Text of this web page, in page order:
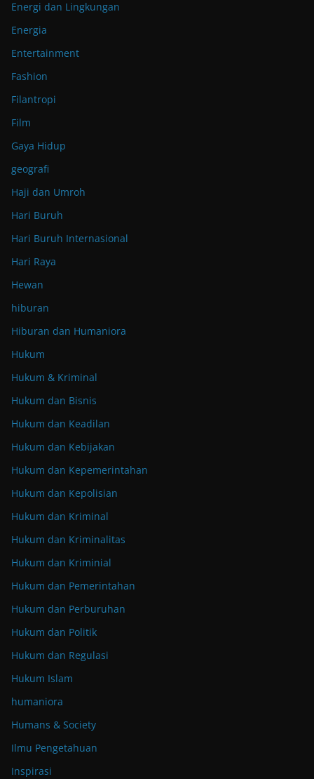
Energi dan Lingkungan
Energia
Entertainment
Fashion
Filantropi
Film
Gaya Hidup
geografi
Haji dan Umroh
Hari Buruh
Hari Buruh Internasional
Hari Raya
Hewan
hiburan
Hiburan dan Humaniora
Hukum
Hukum & Kriminal
Hukum dan Bisnis
Hukum dan Keadilan
Hukum dan Kebijakan
Hukum dan Kepemerintahan
Hukum dan Kepolisian
Hukum dan Kriminal
Hukum dan Kriminalitas
Hukum dan Kriminial
Hukum dan Pemerintahan
Hukum dan Perburuhan
Hukum dan Politik
Hukum dan Regulasi
Hukum Islam
humaniora
Humans & Society
Ilmu Pengetahuan
Inspirasi